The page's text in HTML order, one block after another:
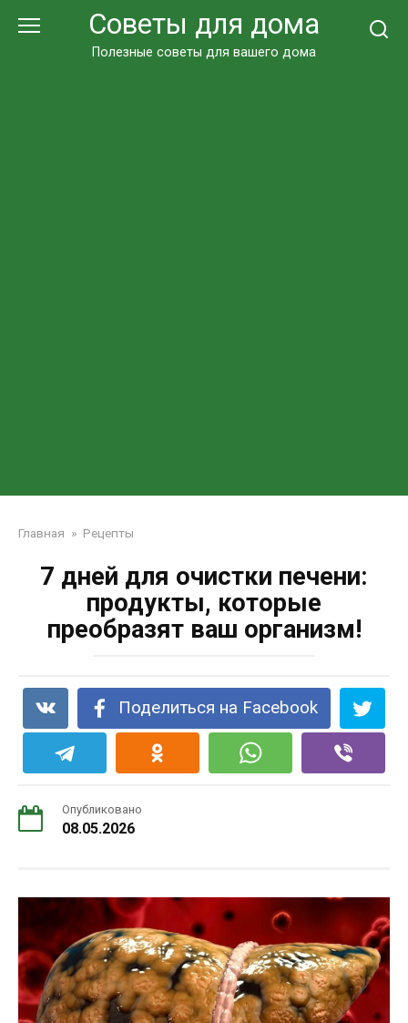
Советы для дома
Полезные советы для вашего дома
Главная » Рецепты
7 дней для очистки печени:
продукты, которые
преобразят ваш организм!
Поделиться на Facebook
Опубликовано
08.05.2026